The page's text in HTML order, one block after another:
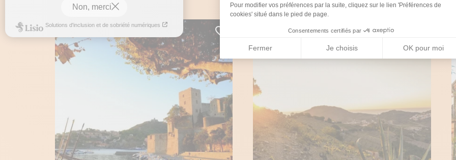
Ajouter cette page au carnet de voyage ?
Ce contenu contient une galerie photo